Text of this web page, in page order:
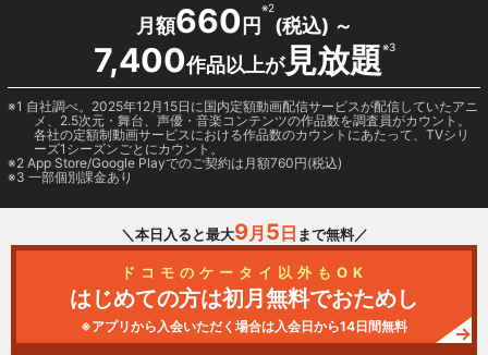
月額660 円
※2
(税込) ～
7,400作品以上が見放題※3
1 自社調べ。2025年12月15日に国内定額動画配信サービスが配信していたアニ
メ、2.5次元・舞台、声優・音楽コンテンツの作品数を調査員がカウント。
各社の定額制動画サービスにおける作品数のカウントにあたって、TVシリ
ーズ1シーズンごとにカウント。
2 App Store/Google Playでのご契約は月額760円(税込)
3 一部個別課金あり
＼本日入ると最大9月 5 日 まで無料／
ドコモのケータイ以外もOK
はじめての方は初月無料でおためし
※アプリから入会いただく場合は入会日から14日間無料